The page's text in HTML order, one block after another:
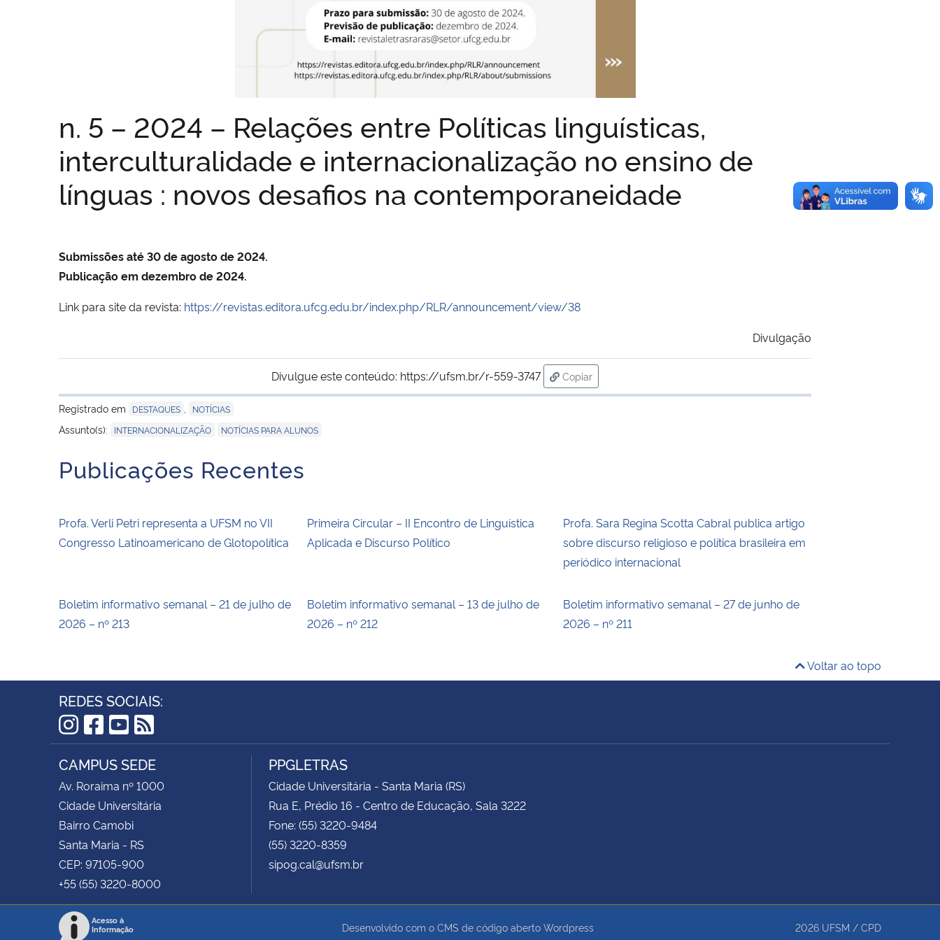
n. 5 – 2024 – Relações entre Políticas linguísticas,
interculturalidade e internacionalização no ensino de
línguas : novos desafios na contemporaneidade
Submissões até 30 de agosto de 2024.
Publicação em dezembro de 2024.
Link para site da revista: https://revistas.editora.ufcg.edu.br/index.php/RLR/announcement/view/38
Divulgação
Divulgue este conteúdo: https://ufsm.br/r-559-3747
Copiar
para área de transferência
Registrado em
DESTAQUES NOTÍCIAS
Assunto(s): INTERNACIONALIZAÇÃO NOTÍCIAS PARA ALUNOS
Publicações Recentes
Profa. Verli Petri representa a UFSM no VII
Congresso Latinoamericano de Glotopolítica
Primeira Circular – II Encontro de Linguística
Aplicada e Discurso Político
Profa. Sara Regina Scotta Cabral publica artigo
sobre discurso religioso e política brasileira em
periódico internacional
Boletim informativo semanal – 21 de julho de
2026 – nº 213
Boletim informativo semanal – 13 de julho de
2026 – nº 212
Boletim informativo semanal – 27 de junho de
2026 – nº 211
Voltar ao topo
REDES SOCIAIS:
Instagram
Facebook
YouTube
RSS
CAMPUS SEDE
Av. Roraima nº 1000
Cidade Universitária
Bairro Camobi
Santa Maria - RS
CEP: 97105-900
+55 (55) 3220-8000
PPGLETRAS
Cidade Universitária - Santa Maria (RS)
Rua E, Prédio 16 - Centro de Educação, Sala 3222
Fone: (55) 3220-9484
(55) 3220-8359
sipog.cal@ufsm.br
Acesso à
Informação
Desenvolvido com o CMS de código aberto Wordpress 2026 UFSM / CPD